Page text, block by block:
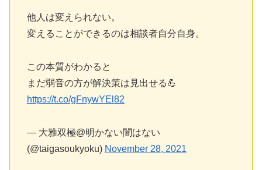
他人は変えられない。
変えることができるのは相談者自分自身。
この本質がわかると
まだ弱音の方が解決策は見出せる💪
https://t.co/gFnywYEl82
— 大雅双極@明かない闇はない
(@taigasoukyoku) November 28, 2021